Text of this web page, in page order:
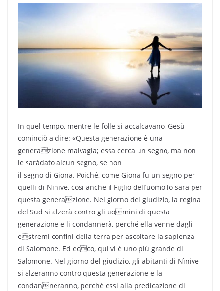
In quel tempo, mentre le folle si accalcavano, Gesù
cominciò a dire: «Questa generazione è una
generazione malvagia; essa cerca un segno, ma non
le saràdato alcun segno, se non
il segno di Giona. Poiché, come Giona fu un segno per
quelli di Nìnive, così anche il Figlio dell’uomo lo sarà per
questa generazione. Nel giorno del giudizio, la regina
del Sud si alzerà contro gli uomini di questa
generazione e li condannerà, perché ella venne dagli
estremi confini della terra per ascoltare la sapienza
di Salomone. Ed ecco, qui vi è uno più grande di
Salomone. Nel giorno del giudizio, gli abitanti di Nìnive
si alzeranno contro questa generazione e la
condanneranno, perché essi alla predicazione di